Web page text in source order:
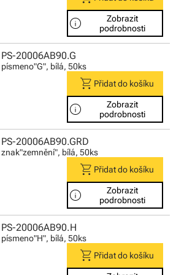
info
Zobrazit
podrobnosti
PS-20006AB90.G
písmeno"G", bílá, 50ks
shopping_cart Přidat do košíku
info
Zobrazit
podrobnosti
PS-20006AB90.GRD
znak"zemnění", bílá, 50ks
shopping_cart Přidat do košíku
info
Zobrazit
podrobnosti
PS-20006AB90.H
písmeno"H", bílá, 50ks
shopping_cart Přidat do košíku